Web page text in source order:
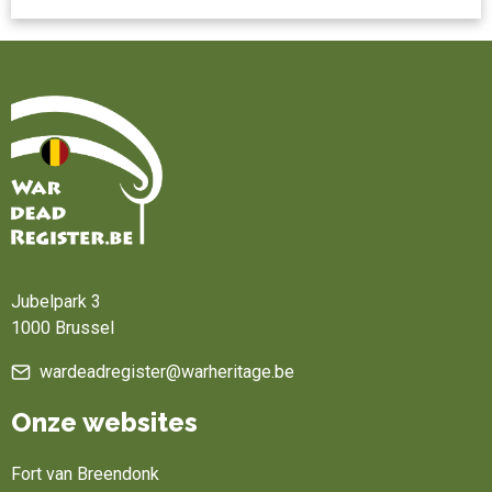
Jubelpark 3
1000 Brussel
wardeadregister@warheritage.be
Onze websites
Fort van Breendonk